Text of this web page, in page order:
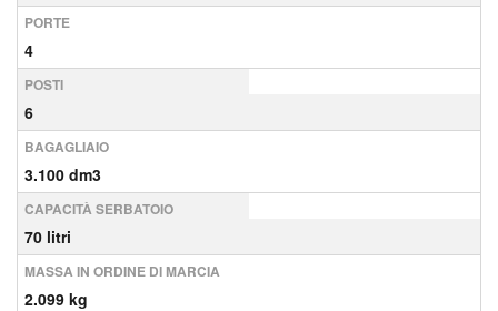
PORTE
4
POSTI
6
BAGAGLIAIO
3.100 dm3
CAPACITÀ SERBATOIO
70 litri
MASSA IN ORDINE DI MARCIA
2.099 kg